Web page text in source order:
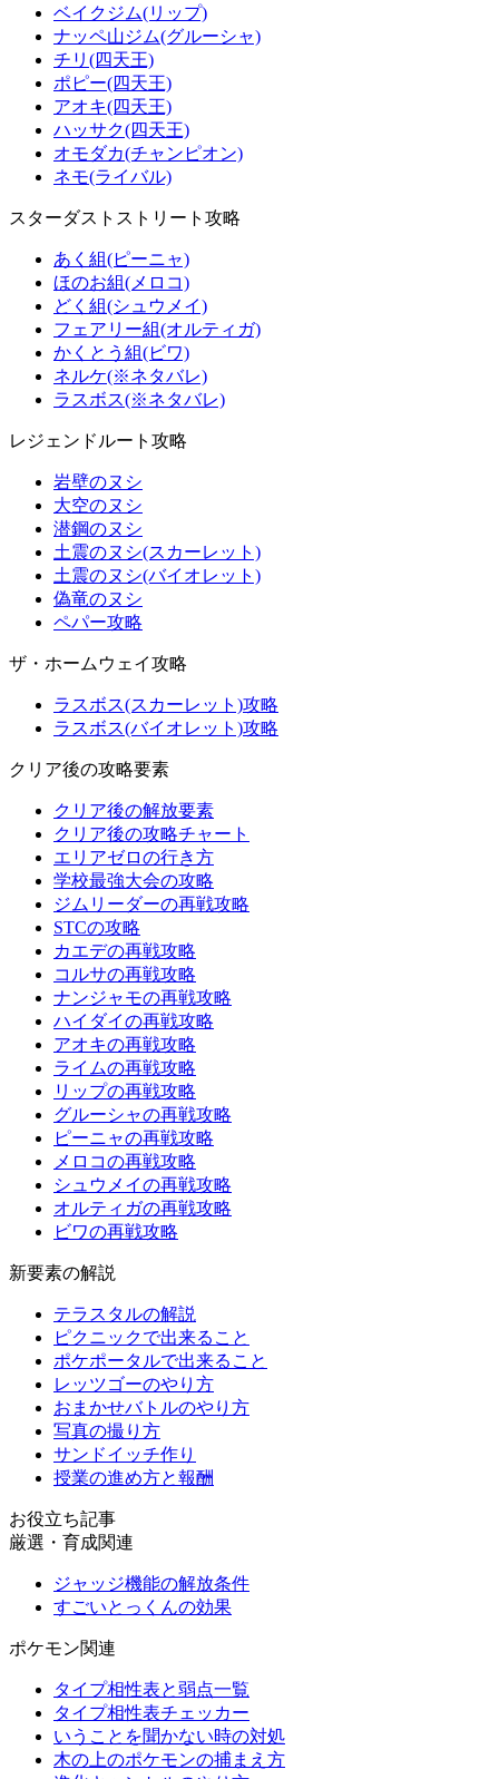
ベイクジム(リップ)
ナッペ山ジム(グルーシャ)
チリ(四天王)
ポピー(四天王)
アオキ(四天王)
ハッサク(四天王)
オモダカ(チャンピオン)
ネモ(ライバル)
スターダストストリート攻略
あく組(ピーニャ)
ほのお組(メロコ)
どく組(シュウメイ)
フェアリー組(オルティガ)
かくとう組(ビワ)
ネルケ(※ネタバレ)
ラスボス(※ネタバレ)
レジェンドルート攻略
岩壁のヌシ
大空のヌシ
潜鋼のヌシ
土震のヌシ(スカーレット)
土震のヌシ(バイオレット)
偽竜のヌシ
ペパー攻略
ザ・ホームウェイ攻略
ラスボス(スカーレット)攻略
ラスボス(バイオレット)攻略
クリア後の攻略要素
クリア後の解放要素
クリア後の攻略チャート
エリアゼロの行き方
学校最強大会の攻略
ジムリーダーの再戦攻略
STCの攻略
カエデの再戦攻略
コルサの再戦攻略
ナンジャモの再戦攻略
ハイダイの再戦攻略
アオキの再戦攻略
ライムの再戦攻略
リップの再戦攻略
グルーシャの再戦攻略
ピーニャの再戦攻略
メロコの再戦攻略
シュウメイの再戦攻略
オルティガの再戦攻略
ビワの再戦攻略
新要素の解説
テラスタルの解説
ピクニックで出来ること
ポケポータルで出来ること
レッツゴーのやり方
おまかせバトルのやり方
写真の撮り方
サンドイッチ作り
授業の進め方と報酬
お役立ち記事
厳選・育成関連
ジャッジ機能の解放条件
すごいとっくんの効果
ポケモン関連
タイプ相性表と弱点一覧
タイプ相性表チェッカー
いうことを聞かない時の対処
木の上のポケモンの捕まえ方